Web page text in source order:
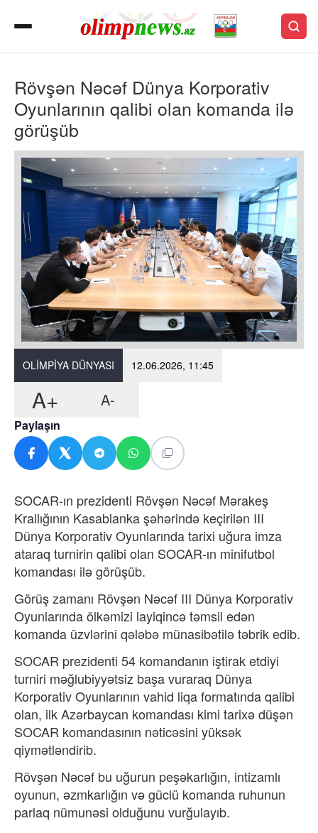
Rövşən Nəcəf Dünya Korporativ
Oyunlarının qalibi olan komanda ilə
görüşüb
OLIMPIYA DÜNYASI 12.06.2026, 11:45
A+ A-
Paylaşın
SOCAR-ın prezidenti Rövşən Nəcəf Mərakeş
Krallığının Kasablanka şəhərində keçirilən III
Dünya Korporativ Oyunlarında tarixi uğura imza
ataraq turnirin qalibi olan SOCAR-ın minifutbol
komandası ilə görüşüb.
Görüş zamanı Rövşən Nəcəf III Dünya Korporativ
Oyunlarında ölkəmizi layiqincə təmsil edən
komanda üzvlərini qələbə münasibətilə təbrik edib.
SOCAR prezidenti 54 komandanın iştirak etdiyi
turniri məğlubiyyətsiz başa vuraraq Dünya
Korporativ Oyunlarının vahid liqa formatında qalibi
olan, ilk Azərbaycan komandası kimi tarixə düşən
SOCAR komandasının nəticəsini yüksək
qiymətləndirib.
Rövşən Nəcəf bu uğurun peşəkarlığın, intizamlı
oyunun, əzmkarlığın və güclü komanda ruhunun
parlaq nümunəsi olduğunu vurğulayıb.